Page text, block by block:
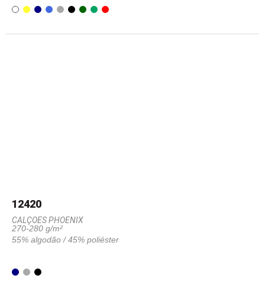
12420
CALÇOES PHOENIX
270-280 g/m²
55% algodão / 45% poliéster